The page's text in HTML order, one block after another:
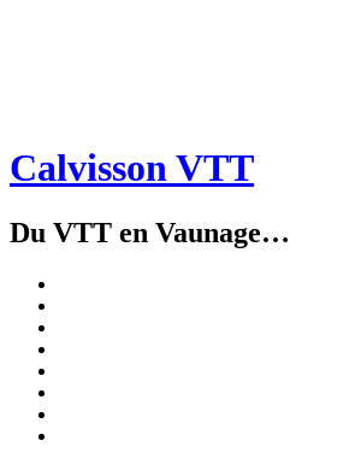
Calvisson VTT
Du VTT en Vaunage…